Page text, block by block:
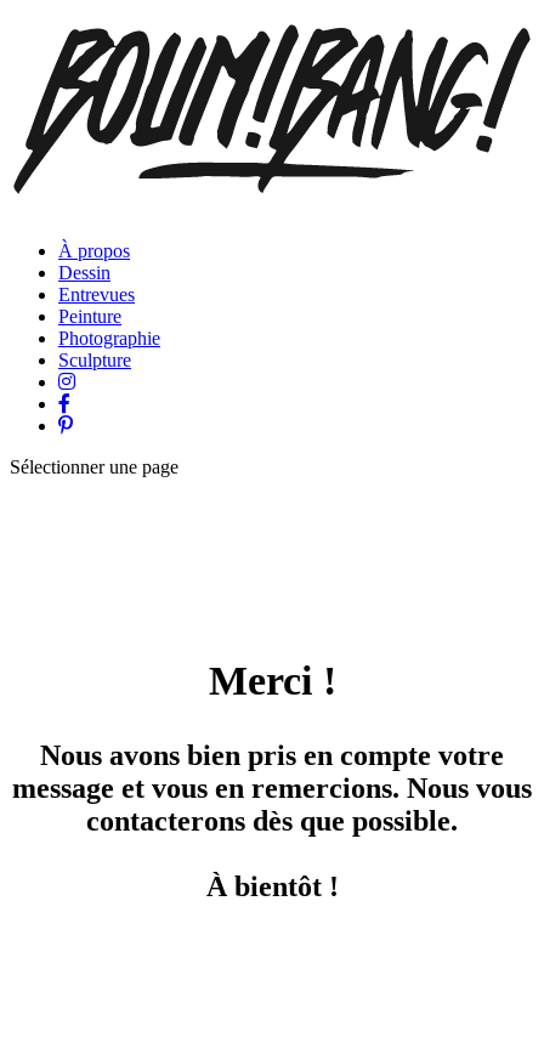
À propos
Dessin
Entrevues
Peinture
Photographie
Sculpture
Sélectionner une page
Merci !
Nous avons bien pris en compte votre
message et vous en remercions. Nous vous
contacterons dès que possible.
À bientôt !